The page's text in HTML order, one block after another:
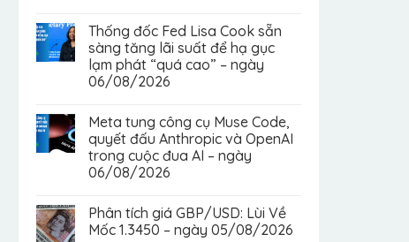
Thống đốc Fed Lisa Cook sẵn
sàng tăng lãi suất để hạ gục
lạm phát “quá cao” – ngày
06/08/2026
Meta tung công cụ Muse Code,
quyết đấu Anthropic và OpenAI
trong cuộc đua AI – ngày
06/08/2026
Phân tích giá GBP/USD: Lùi Về
Mốc 1.3450 – ngày 05/08/2026